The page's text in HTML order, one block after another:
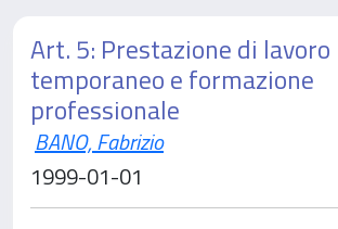
Art. 5: Prestazione di lavoro
temporaneo e formazione
professionale
BANO, Fabrizio
1999-01-01